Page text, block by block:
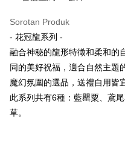
NT$80/pesanan |
NT$3,000 atau lebih
7-11取貨付款
NT$80/pesanan |
NT$3,000 atau lebih
Sorotan Produk
- 花冠龍系列 -
融合神秘的龍形特徵和柔和的
同的美好祝福，適合自然主題
魔幻氛圍的選品，送禮自用皆
此系列共有6種：藍罌粟、鳶
草。